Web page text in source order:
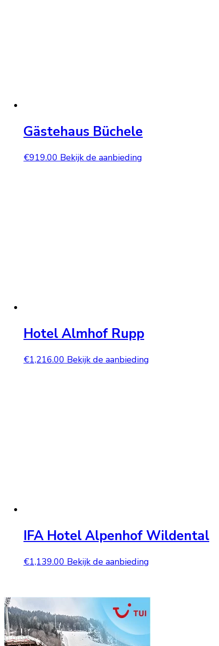
Gästehaus Büchele
€919.00 Bekijk de aanbieding
Hotel Almhof Rupp
€1,216.00 Bekijk de aanbieding
IFA Hotel Alpenhof Wildental
€1,139.00 Bekijk de aanbieding